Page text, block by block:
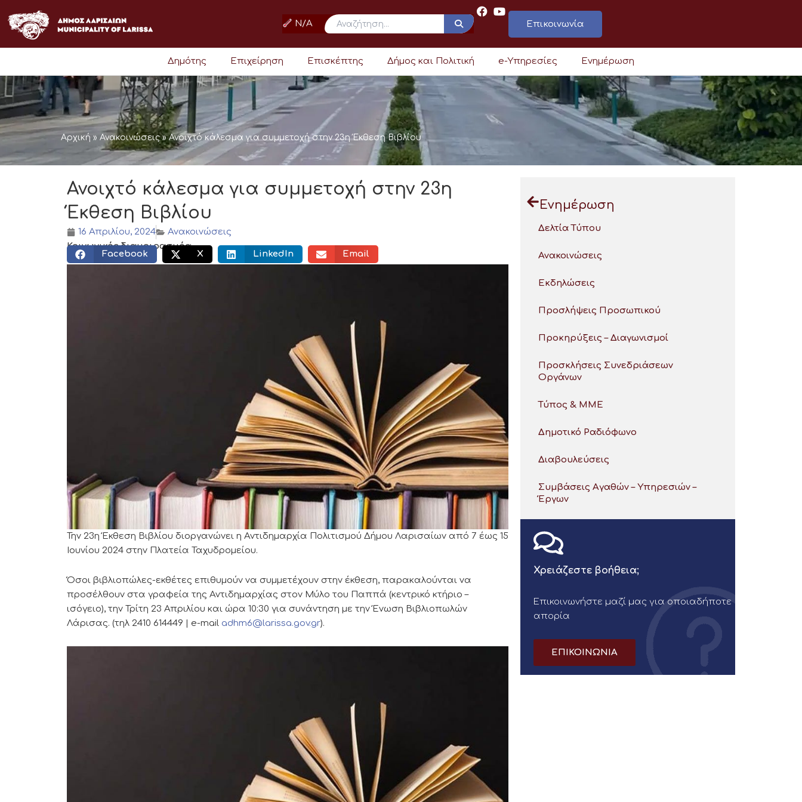
στο
περιεχόμενο
N/A Επικοινωνία
Δημότης Επιχείρηση Επισκέπτης Δήμος και Πολιτική e-Υπηρεσίες Ενημέρωση
Αρχική » Ανακοινώσεις»Ανοιχτό κάλεσμα για συμμετοχή στην 23η Έκθεση Βιβλίου
Ανοιχτό κάλεσμα για συμμετοχή στην 23η
Έκθεση Βιβλίου
16 Απριλίου, 2024
Ανακοινώσεις
Κοινωνικός διαμοιρασμός:
Facebook X LinkedIn Email
Την 23η Έκθεση Βιβλίου διοργανώνει η Αντιδημαρχία Πολιτισμού Δήμου Λαρισαίων από 7 έως 15
Ιουνίου 2024 στην Πλατεία Ταχυδρομείου.
Όσοι βιβλιοπώλες-εκθέτες επιθυμούν να συμμετέχουν στην έκθεση, παρακαλούνται να
προσέλθουν στα γραφεία της Αντιδημαρχίας στον Μύλο του Παππά (κεντρικό κτήριο –
ισόγειο), την Τρίτη 23 Απριλίου και ώρα 10:30 για συνάντηση με την Ένωση Βιβλιοπωλών
Λάρισας. (τηλ 2410 614449 | e-mail adhm6@larissa.gov.gr).
Ενημέρωση
Δελτία Τύπου
Ανακοινώσεις
Εκδηλώσεις
Προσλήψεις Προσωπικού
Προκηρύξεις – Διαγωνισμοί
Προσκλήσεις Συνεδριάσεων
Οργάνων
Τύπος & ΜΜΕ
Δημοτικό Ραδιόφωνο
Διαβουλεύσεις
Συμβάσεις Αγαθών – Υπηρεσιών –
Έργων
Χρειάζεστε βοήθεια;
Επικοινωνήστε μαζί μας για οποιαδήποτε
απορία
ΕΠΙΚΟΙΝΩΝΙΑ